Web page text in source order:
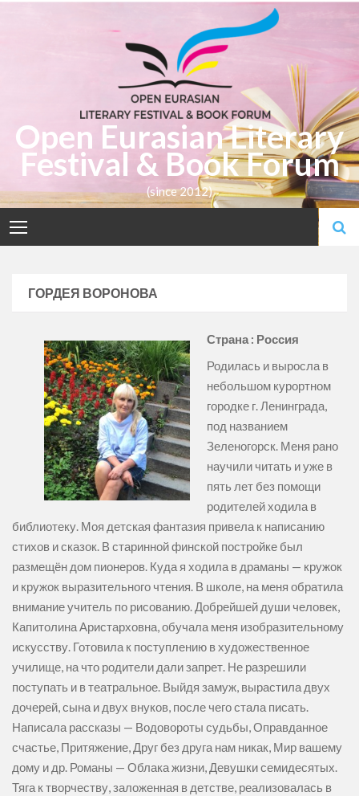
Open Eurasian Literary
Festival & Book Forum
(since 2012)
ГОРДЕЯ ВОРОНОВА
Страна : Россия
Родилась и выросла в
небольшом курортном
городке г. Ленинграда,
под названием
Зеленогорск. Меня рано
научили читать и уже в
пять лет без помощи
родителей ходила в
библиотеку. Моя детская фантазия привела к написанию
стихов и сказок. В старинной финской постройке был
размещён дом пионеров. Куда я ходила в драманы — кружок
и кружок выразительного чтения. В школе, на меня обратила
внимание учитель по рисованию. Добрейшей души человек,
Капитолина Аристарховна, обучала меня изобразительному
искусству. Готовила к поступлению в художественное
училище, на что родители дали запрет. Не разрешили
поступать и в театральное. Выйдя замуж, вырастила двух
дочерей, сына и двух внуков, после чего стала писать.
Написала рассказы — Водовороты судьбы, Оправданное
счастье, Притяжение, Друг без друга нам никак, Мир вашему
дому и др. Романы — Облака жизни, Девушки семидесятых.
Тяга к творчеству, заложенная в детстве, реализовалась в